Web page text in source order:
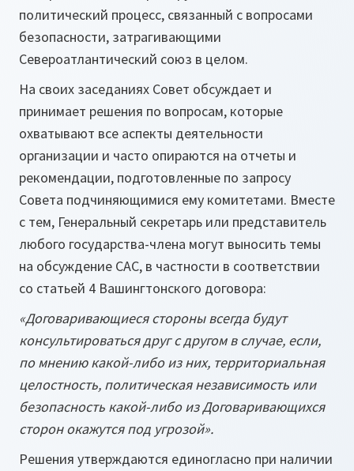
политический процесс, связанный с вопросами
безопасности, затрагивающими
Североатлантический союз в целом.
На своих заседаниях Совет обсуждает и
принимает решения по вопросам, которые
охватывают все аспекты деятельности
организации и часто опираются на отчеты и
рекомендации, подготовленные по запросу
Совета подчиняющимися ему комитетами. Вместе
с тем, Генеральный секретарь или представитель
любого государства-члена могут выносить темы
на обсуждение САС, в частности в соответствии
со статьей 4 Вашингтонского договора:
«Договаривающиеся стороны всегда будут
консультироваться друг с другом в случае, если,
по мнению какой-либо из них, территориальная
целостность, политическая независимость или
безопасность какой-либо из Договаривающихся
сторон окажутся под угрозой».
Решения утверждаются единогласно при наличии